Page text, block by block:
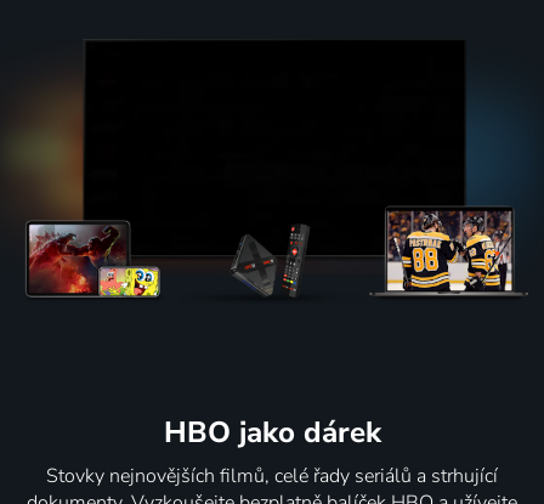
HBO jako dárek
Stovky nejnovějších filmů, celé řady seriálů a strhující